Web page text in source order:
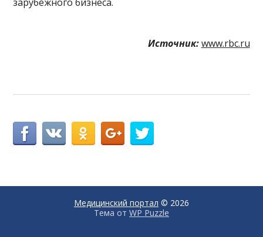
Источник: www.rbc.ru
Медицинский портал © 2026
Тема от WP Puzzle